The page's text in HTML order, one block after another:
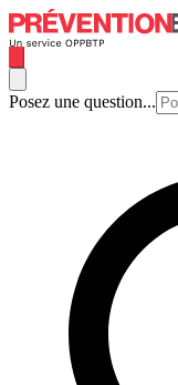
Posez une question...